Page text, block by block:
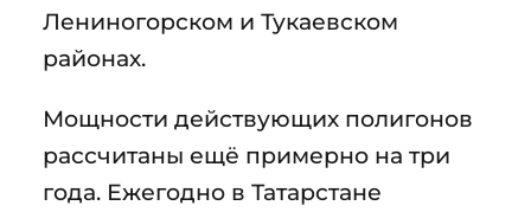
Лениногорском и Тукаевском
районах.
Мощности действующих полигонов
рассчитаны ещё примерно на три
года. Ежегодно в Татарстане